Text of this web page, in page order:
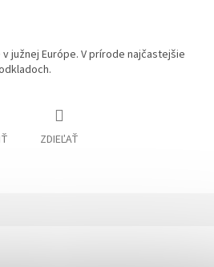
južnej Európe. V prírode najčastejšie
ZDIEĽAŤ